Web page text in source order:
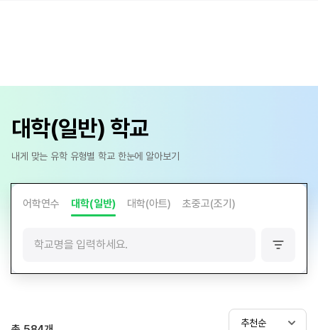
대학(일반) 학교
내게 맞는 유학 유형별 학교 한눈에 알아보기
어학연수 대학(일반) 대학(아트) 초중고(조기)
필
추천순